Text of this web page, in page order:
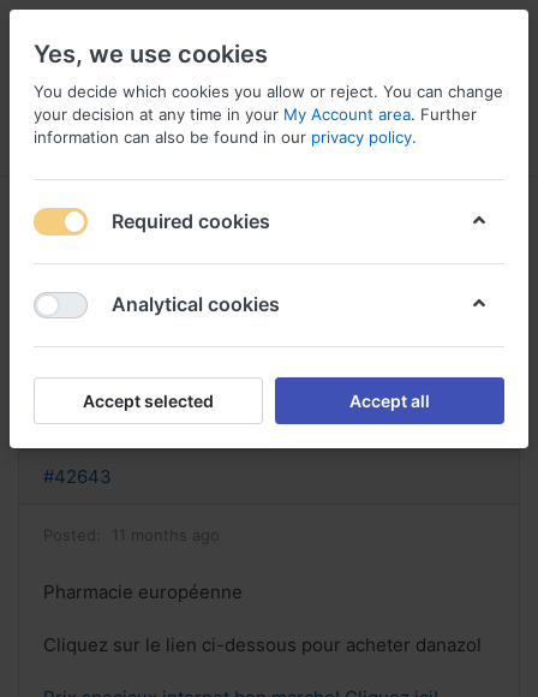
Menu Log in Compare Wishlist
le danazol sans ordonnance
danazol sans ordonnance
Reply
#42643
Posted: 11 months ago
Pharmacie européenne
Cliquez sur le lien ci-dessous pour acheter danazol
Yes, we use cookies
You decide which cookies you allow or reject. You can change
your decision at any time in your My Account area. Further
information can also be found in our privacy policy.
Required cookies
Analytical cookies
Accept selected Accept all